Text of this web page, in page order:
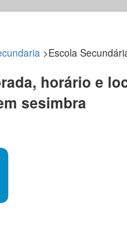
>Escola
horário e
sesimbra